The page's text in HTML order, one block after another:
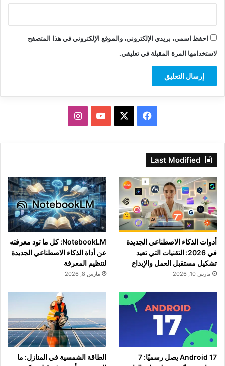
احفظ اسمي، بريدي الإلكتروني، والموقع الإلكتروني في هذا المتصفح
لاستخدامها المرة المقبلة في تعليقي.
فيسبوك ‫YouTubeانستقرام
Last Modified
أدوات الذكاء الاصطناعي الجديدة
في 2026: التقنيات التي تعيد
تشكيل مستقبل العمل والإبداع
مارس 10, 2026
NotebookLM: كل ما تود معرفته
عن أداة الذكاء الاصطناعي الجديدة
لتنظيم المعرفة
مارس 8, 2026
Android 17 يصل رسميًا: 7
الطاقة الشمسية في المنازل: ما